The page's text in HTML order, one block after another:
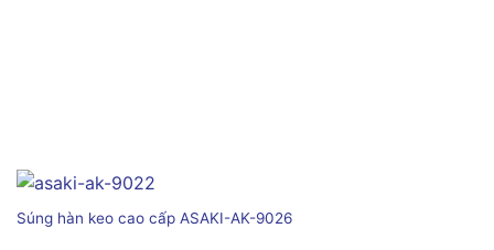
Súng hàn keo cao cấp ASAKI-AK-9026